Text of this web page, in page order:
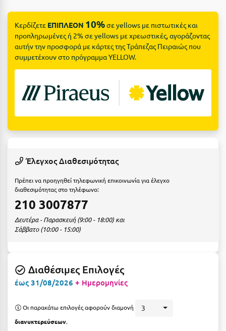
Γλυφάδα
Γρεβενά
Γύθειο
Ελάτη Αρκαδίας
Ελληνικό Αρκαδίας
Ελούντα Κρήτης
Εύβοια
Ζ
Κερδίζετε ΕΠΙΠΛΕΟΝ 10%σε yellows με πιστωτικές και
προπληρωμένες ή 2% σε yellows με χρεωστικές, αγοράζοντας
αυτήν την προσφορά με κάρτες της Τράπεζας Πειραιώς που
συμμετέχουν στο πρόγραμμα YELLOW.
Έλεγχος Διαθεσιμότητας
Πρέπει να προηγηθεί τηλεφωνική επικοινωνία για έλεγχο
διαθεσιμότητας στο τηλέφωνο:
210 3007877
Δευτέρα - Παρασκευή (9:00 - 18:00) και
Σάββατο (10:00 - 15:00)
Διαθέσιμες Επιλογές
έως 31/08/2026 + Ημερομηνίες
Οι παρακάτω επιλογές αφορούν διαμονή 3
διανυκτερεύσεων.